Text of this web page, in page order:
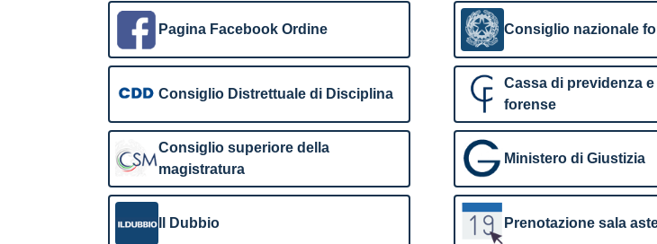
Pagina Facebook Ordine Consiglio nazionale
Consiglio Distrettuale di Disciplina
Cassa di previdenza
forense
Consiglio superiore della
magistratura
Ministero di Giustizia
Il Dubbio Prenotazione sala